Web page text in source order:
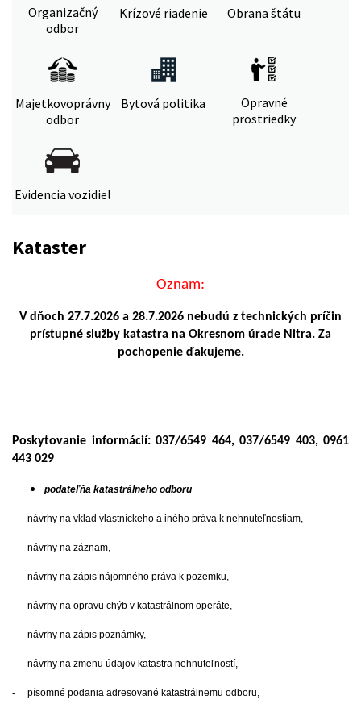
Organizačný
odbor
Krízové riadenie Obrana štátu
Majetkovoprávny
odbor
Bytová politika
Opravné
prostriedky
Evidencia vozidiel
Kataster
Oznam:
V dňoch 27.7.2026 a 28.7.2026 nebudú z technických príčin
prístupné služby katastra na Okresnom úrade Nitra. Za
pochopenie ďakujeme.
Poskytovanie informácií: 037/6549 464, 037/6549 403, 0961
443 029
podateľňa katastrálneho odboru
- návrhy na vklad vlastníckeho a iného práva k nehnuteľnostiam,
- návrhy na záznam,
- návrhy na zápis nájomného práva k pozemku,
- návrhy na opravu chýb v katastrálnom operáte,
- návrhy na zápis poznámky,
- návrhy na zmenu údajov katastra nehnuteľností,
- písomné podania adresované katastrálnemu odboru,